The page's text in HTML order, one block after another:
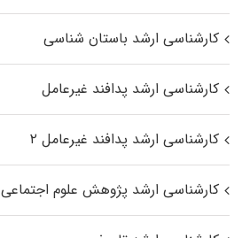
کارشناسی ارشد باستان شناسی
کارشناسی ارشد پدافند غیرعامل
کارشناسی ارشد پدافند غیرعامل ۲
کارشناسی ارشد پژوهش علوم اجتماعی